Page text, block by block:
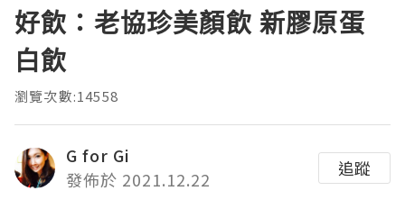
好飲：老協珍美顏飲 新膠原蛋
白飲
瀏覽次數:14558
G for Gi
發佈於 2021.12.22
追蹤